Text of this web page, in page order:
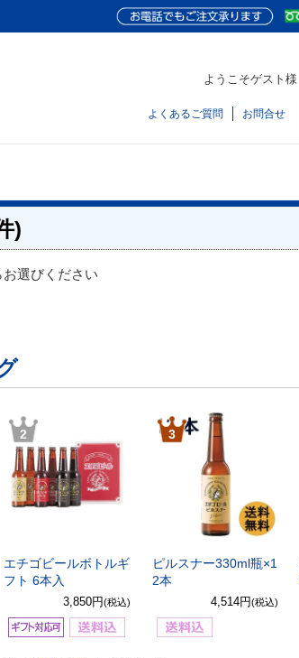
ようこそゲスト様
よくあるご質問 お問合せ
)
選びください
2
エチゴビールボトルギ
フト 6本入
3,850円(税込)
3
ピルスナー330ml瓶×1
2本
4,514円(税込)